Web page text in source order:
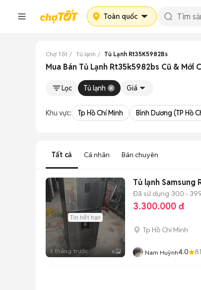
Toàn quốc
Chợ Tốt Tủ lạnh Tủ Lạnh Rt35K5982Bs
Mua Bán Tủ Lạnh Rt35k5982bs Cũ & Mới
Lọc Tủ lạnh Giá
Khu vực: Tp Hồ Chí Minh Bình Dương (TP Hồ
Tất cả Cá nhân Bán chuyên
Tin hết hạn
3 tháng trước 6
Tủ lạnh Samsung
Đã sử dụng 300 -
3.300.000 đ
Tp Hồ Chí Minh
Nam Huỳnh4.0